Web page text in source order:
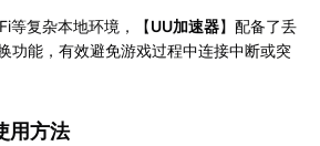
等复杂本地环境，【UU加速器】配备了丢
功能，有效避免游戏过程中连接中断或突
用方法